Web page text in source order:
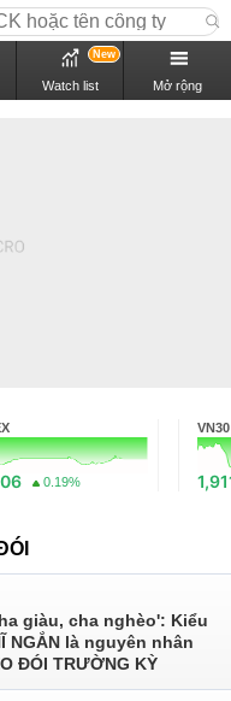
Watch list
New
Mở rộng
0.19%
VN30
giàu, cha nghèo': Kiểu
NGẮN là nguyên nhân
ĐÓI TRƯỜNG KỲ